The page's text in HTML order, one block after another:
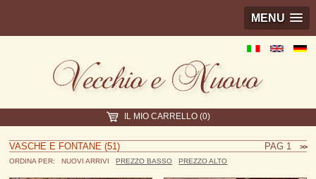
MENU
IL MIO CARRELLO (0)
VASCHE E FONTANE (51) PAG 1 >>
ORDINA PER:NUOVI ARRIVI PREZZO BASSO PREZZO ALTO